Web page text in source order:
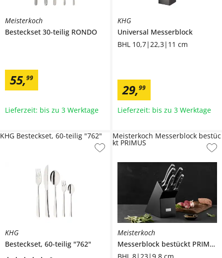
Meisterkoch
Besteckset 30-teilig RONDO
55,99
Lieferzeit: bis zu 3 Werktage
KHG
Universal Messerblock
BHL 10,7|22,3|11 cm
29,99
Lieferzeit: bis zu 3 Werktage
KHG
Besteckset, 60-teilig "762"
KHG Besteckset, 60-teilig "762"
Meisterkoch
Messerblock bestückt PRIMUS
Meisterkoch Messerblock bestüc
kt PRIMUS